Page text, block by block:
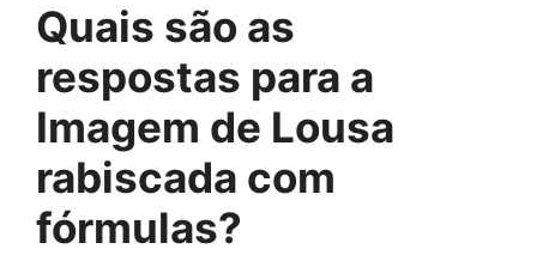
Quais são as
respostas para a
Imagem de Lousa
rabiscada com
fórmulas?